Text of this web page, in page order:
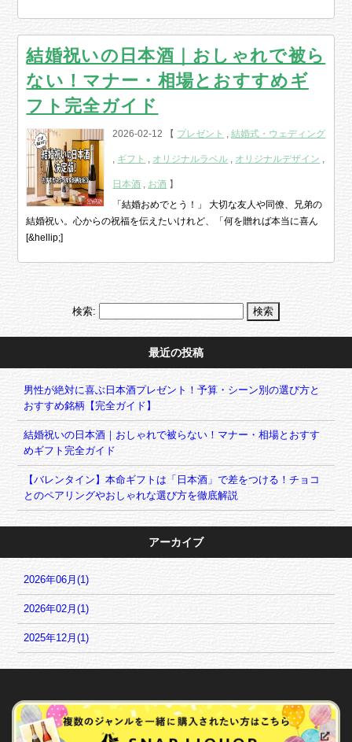
結婚祝いの日本酒｜おしゃれで被ら
ない！マナー・相場とおすすめギ
フト完全ガイド
2026-02-12 【 プレゼント ,結婚式・ウェディング
, ギフト , オリジナルラベル , オリジナルデザイン ,
日本酒 , お酒 】
「結婚おめでとう！」 大切な友人や同僚、兄弟の
結婚祝い。心からの祝福を伝えたいけれど、「何を贈れば本当に喜ん
[&hellip;]
検索:
最近の投稿
男性が絶対に喜ぶ日本酒プレゼント！予算・シーン別の選び方と
おすすめ銘柄【完全ガイド】
結婚祝いの日本酒｜おしゃれで被らない！マナー・相場とおすす
めギフト完全ガイド
【バレンタイン】本命ギフトは「日本酒」で差をつける！チョコ
とのペアリングやおしゃれな選び方を徹底解説
アーカイブ
2026年06月(1)
2026年02月(1)
2025年12月(1)